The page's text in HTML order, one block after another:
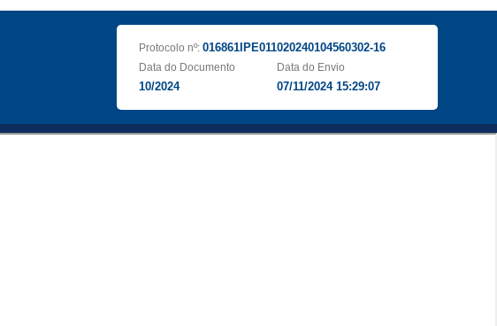
Protocolo nº: 016861IPE011020240104560302-16
Data do Documento
10/2024
Data do Envio
07/11/2024 15:29:07